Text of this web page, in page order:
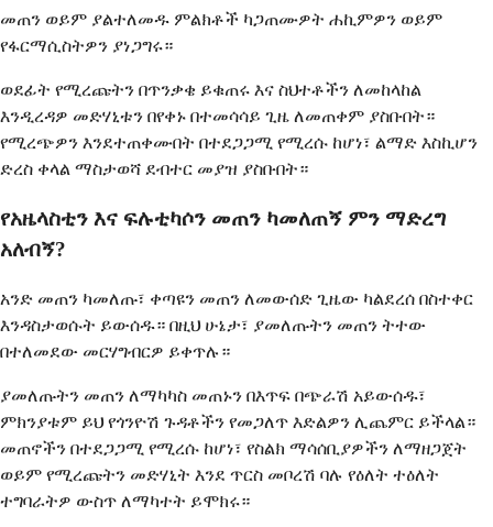
መጠን ወይም ያልተለመዱ ምልክቶች ካጋጠሙዎት ሐኪምዎን ወይም
የፋርማሲስትዎን ያነጋግሩ።
ወደፊት የሚረጩትን በጥንቃቄ ይቁጠሩ እና ስህተቶችን ለመከላከል
እንዲረዳዎ መድሃኒቱን በየቀኑ በተመሳሳይ ጊዜ ለመጠቀም ያስቡበት።
የሚረጭዎን እንደተጠቀሙበት በተደጋጋሚ የሚረሱ ከሆነ፣ ልማድ እስኪሆን
ድረስ ቀላል ማስታወሻ ደብተር መያዝ ያስቡበት።
የአዜላስቲን እና ፍሉቲካሶን መጠን ካመለጠኝ ምን ማድረግ
አለብኝ?
አንድ መጠን ካመለጡ፣ ቀጣዩን መጠን ለመውሰድ ጊዜው ካልደረሰ በስተቀር
እንዳስታወሱት ይውሰዱ። በዚህ ሁኔታ፣ ያመለጡትን መጠን ትተው
በተለመደው መርሃግብርዎ ይቀጥሉ።
ያመለጡትን መጠን ለማካካስ መጠኑን በእጥፍ በጭራሽ አይውሰዱ፣
ምክንያቱም ይህ የጎንዮሽ ጉዳቶችን የመጋለጥ እድልዎን ሊጨምር ይችላል።
መጠኖችን በተደጋጋሚ የሚረሱ ከሆነ፣ የስልክ ማሳሰቢያዎችን ለማዘጋጀት
ወይም የሚረጩትን መድሃኒት እንደ ጥርስ መቦረሽ ባሉ የዕለት ተዕለት
ተግባራትዎ ውስጥ ለማካተት ይሞክሩ።